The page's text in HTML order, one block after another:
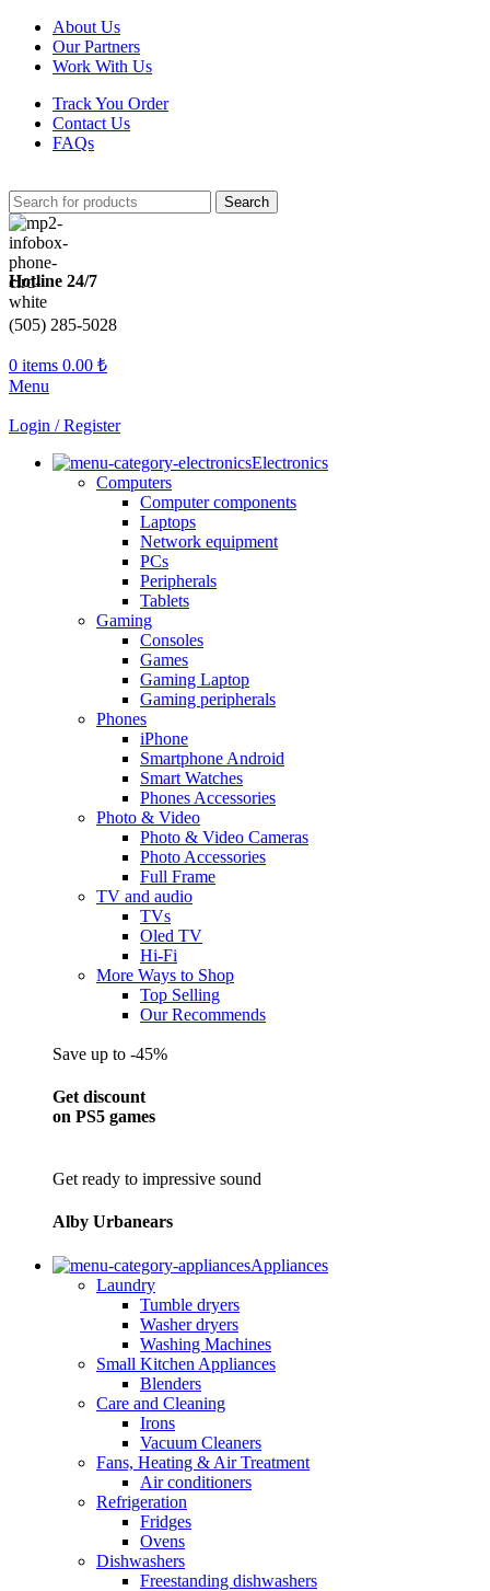
About Us
Our Partners
Work With Us
Track You Order
Contact Us
FAQs
Search
Hotline 24/7
(505) 285-5028
0 items 0.00 ₺
Menu
Login / Register
Electronics
Computers
Computer components
Laptops
Network equipment
PCs
Peripherals
Tablets
Gaming
Consoles
Games
Gaming Laptop
Gaming peripherals
Phones
iPhone
Smartphone Android
Smart Watches
Phones Accessories
Photo & Video
Photo & Video Cameras
Photo Accessories
Full Frame
TV and audio
TVs
Oled TV
Hi-Fi
More Ways to Shop
Top Selling
Our Recommends
Save up to -45%
Get discount
on PS5 games
Get ready to impressive sound
Alby Urbanears
Appliances
Laundry
Tumble dryers
Washer dryers
Washing Machines
Small Kitchen Appliances
Blenders
Care and Cleaning
Irons
Vacuum Cleaners
Fans, Heating & Air Treatment
Air conditioners
Refrigeration
Fridges
Ovens
Dishwashers
Freestanding dishwashers